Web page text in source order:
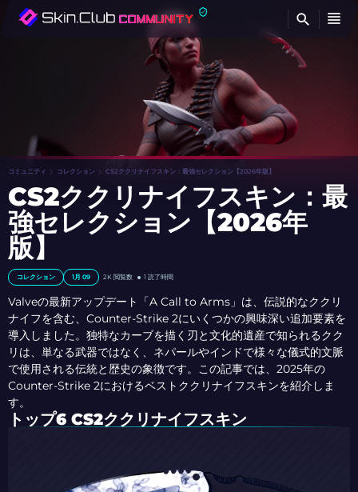
コミュニティ コレクション CS2ククリナイフスキン：最強セレクション【2026年版】
CS2ククリナイフスキン：最
強セレクション【2026年
版】
コレクション 1月 09 2K 閲覧数 1 読了時間
Valveの最新アップデート「A Call to Arms」は、伝説的なククリ
ナイフを含む、Counter-Strike 2にいくつかの興味深い追加要素を
導入しました。独特なカーブを描く刃と文化的遺産で知られるクク
リは、単なる武器ではなく、ネパールやインドで様々な儀式的文脈
で使用される伝統と歴史の象徴です。この記事では、2025年の
Counter-Strike 2におけるベストククリナイフスキンを紹介しま
す。
トップ6 CS2ククリナイフスキン